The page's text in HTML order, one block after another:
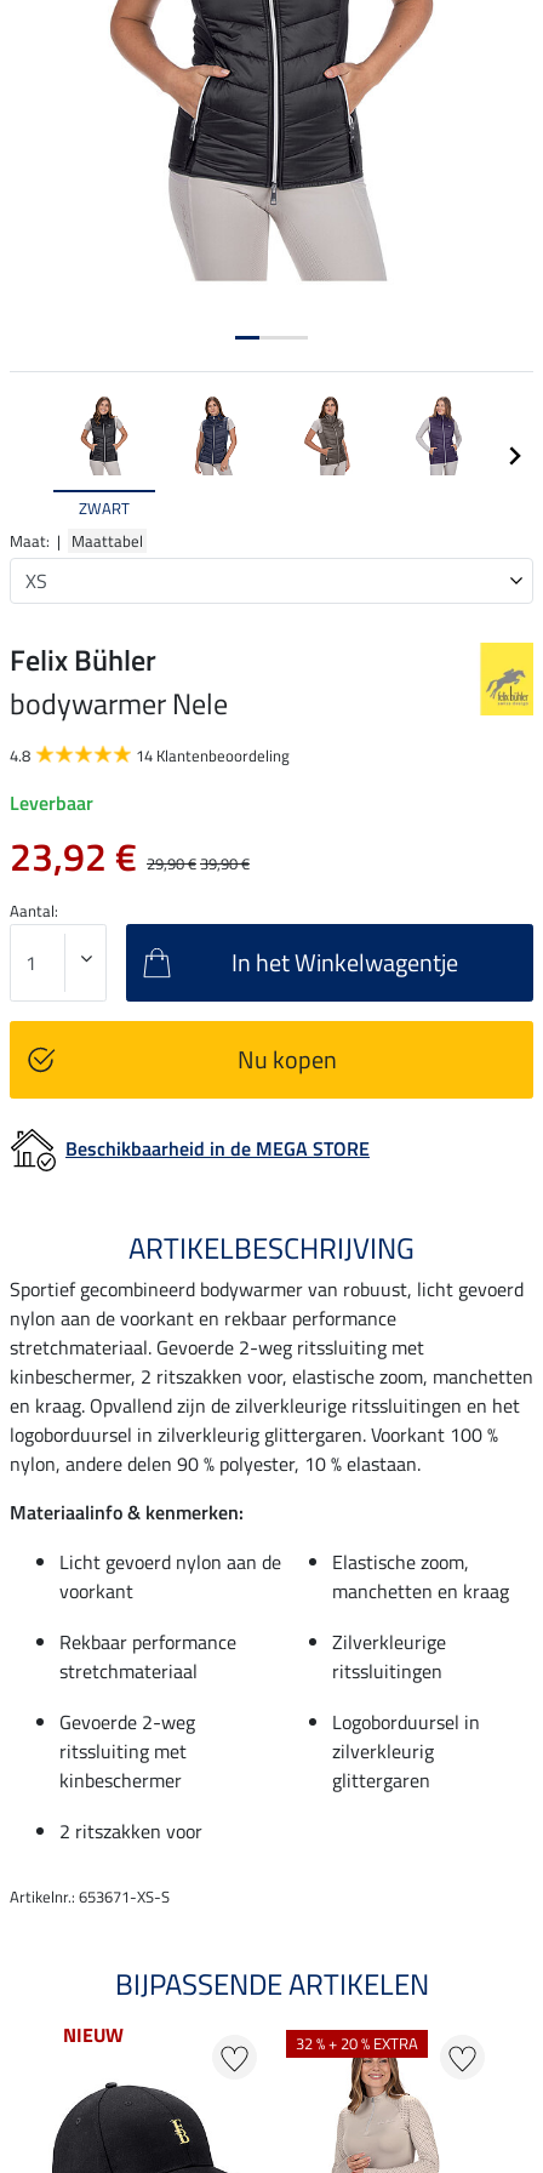
ZWART
Maat: | Maattabel
Felix Bühler
bodywarmer Nele
4.8 14 Klantenbeoordeling
Leverbaar
23,92 € 29,90 €39,90 €
Aantal:
In het Winkelwagentje
Nu kopen
Beschikbaarheid in de MEGA STORE
ARTIKELBESCHRIJVING
Sportief gecombineerd bodywarmer van robuust, licht gevoerd
nylon aan de voorkant en rekbaar performance
stretchmateriaal. Gevoerde 2-weg ritssluiting met
kinbeschermer, 2 ritszakken voor, elastische zoom, manchetten
en kraag. Opvallend zijn de zilverkleurige ritssluitingen en het
logoborduursel in zilverkleurig glittergaren. Voorkant 100 %
nylon, andere delen 90 % polyester, 10 % elastaan.
Materiaalinfo & kenmerken:
Licht gevoerd nylon aan de
voorkant
Elastische zoom,
manchetten en kraag
Rekbaar performance
stretchmateriaal
Zilverkleurige
ritssluitingen
Gevoerde 2-weg
ritssluiting met
kinbeschermer
Logoborduursel in
zilverkleurig
glittergaren
2 ritszakken voor
Artikelnr.: 653671-XS-S
BIJPASSENDE ARTIKELEN
NIEUW 32 % + 20 % EXTRA